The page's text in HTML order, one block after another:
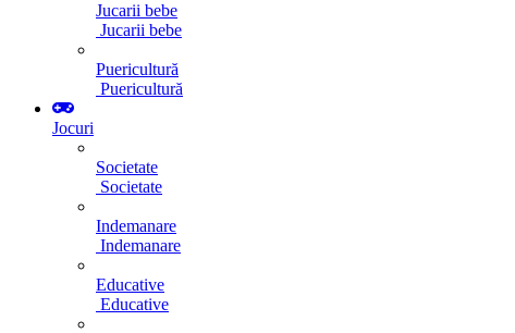
Jucarii bebe
Jucarii bebe
Puericultură
Puericultură
Jocuri
Societate
Societate
Indemanare
Indemanare
Educative
Educative